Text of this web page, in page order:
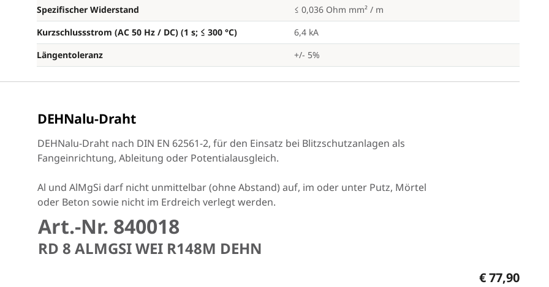
Spezifischer Widerstand
≤ 0,036 Ohm mm² / m
Kurzschlussstrom (AC 50 Hz / DC) (1 s; ≤ 300 °C)
6,4 kA
Längentoleranz
+/- 5%
DEHNalu-Draht
DEHNalu-Draht nach DIN EN 62561-2, für den Einsatz bei Blitzschutzanlagen als
Fangeinrichtung, Ableitung oder Potentialausgleich.
Al und AlMgSi darf nicht unmittelbar (ohne Abstand) auf, im oder unter Putz, Mörtel
oder Beton sowie nicht im Erdreich verlegt werden.
Art.-Nr. 840018
RD 8 ALMGSI WEI R148M DEHN
€ 77,90